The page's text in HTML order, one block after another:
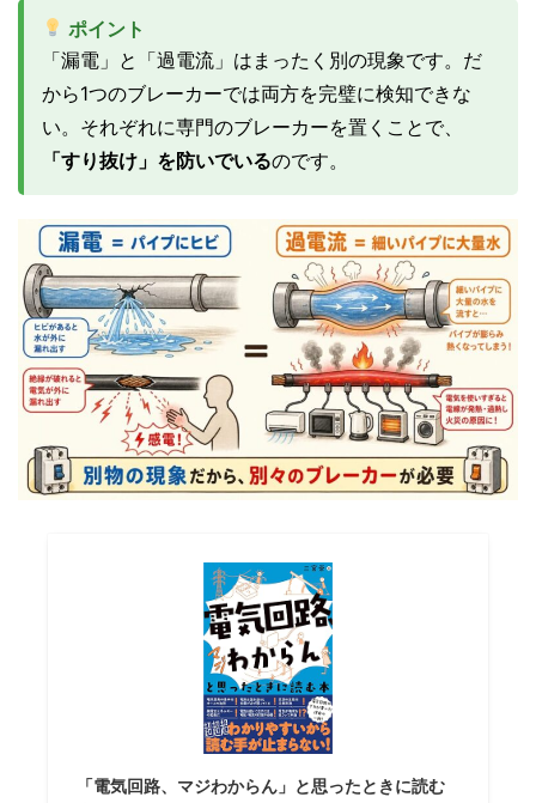
ポイント
「漏電」と「過電流」はまったく別の現象です。だ
から1つのブレーカーでは両方を完璧に検知できな
い。それぞれに専門のブレーカーを置くことで、
「すり抜け」を防いでいるのです。
「電気回路、マジわからん」と思ったときに読む